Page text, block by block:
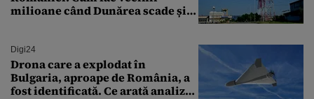
milioane când Dunărea scade și
Digi24
Drona care a explodat în
Bulgaria, aproape de România, a
fost identificată. Ce arată analiza